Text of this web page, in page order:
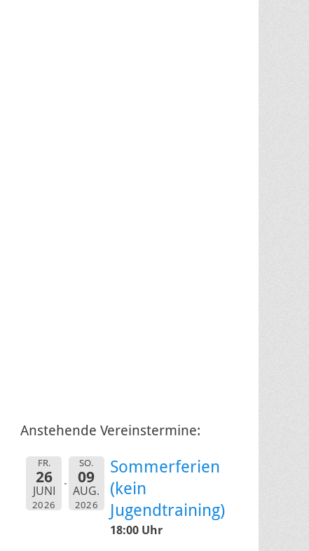
Anstehende Vereinstermine:
FR.
26
JUNI
2026
SO.
09
AUG.
2026
Sommerferien
(kein
Jugendtraining)
18:00 Uhr